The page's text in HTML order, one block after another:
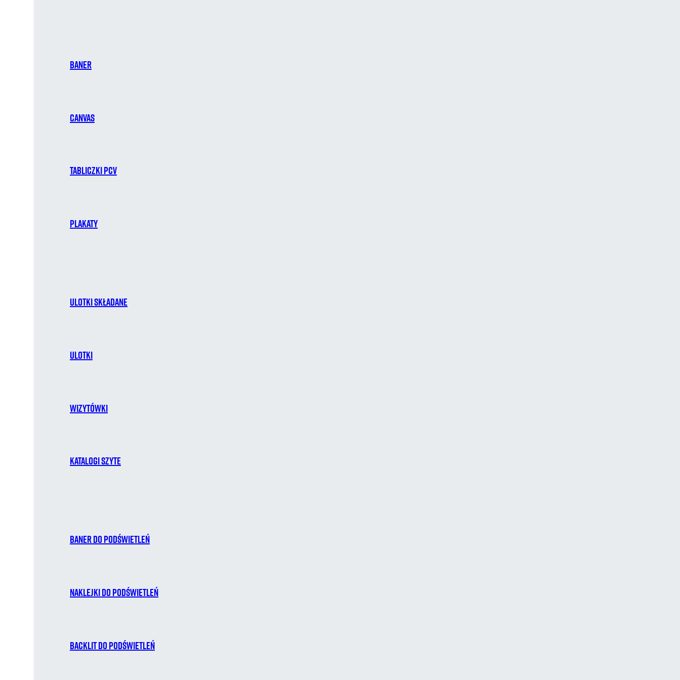
Baner
Canvas
Tabliczki PCV
Plakaty
Ulotki składane
Ulotki
Wizytówki
Katalogi szyte
Baner do podświetleń
Naklejki do podświetleń
Backlit do podświetleń